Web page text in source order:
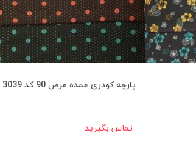
پارچه کودری عمده عرض 90 کد 3039
تماس بگیرید